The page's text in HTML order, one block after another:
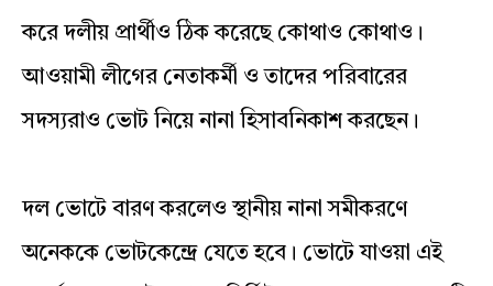
করে দলীয় প্রার্থীও ঠিক করেছে কোথাও কোথাও।
আওয়ামী লীগের নেতাকর্মী ও তাদের পরিবারের
সদস্যরাও ভোট নিয়ে নানা হিসাবনিকাশ করছেন।
দল ভোটে বারণ করলেও স্থানীয় নানা সমীকরণে
অনেককে ভোটকেন্দ্রে যেতে হবে। ভোটে যাওয়া এই